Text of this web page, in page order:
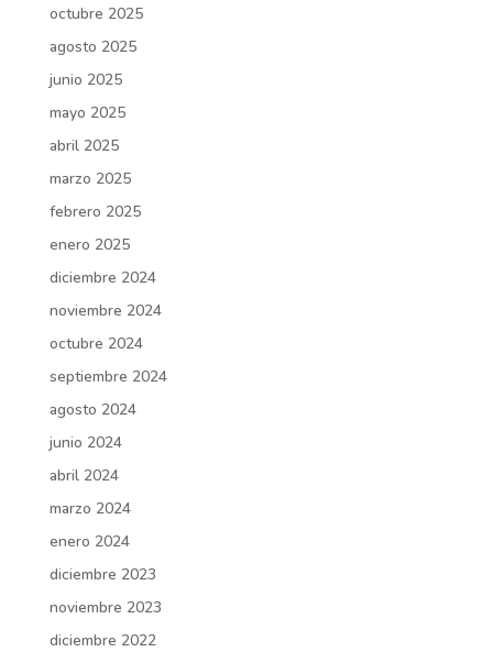
octubre 2025
agosto 2025
junio 2025
mayo 2025
abril 2025
marzo 2025
febrero 2025
enero 2025
diciembre 2024
noviembre 2024
octubre 2024
septiembre 2024
agosto 2024
junio 2024
abril 2024
marzo 2024
enero 2024
diciembre 2023
noviembre 2023
diciembre 2022